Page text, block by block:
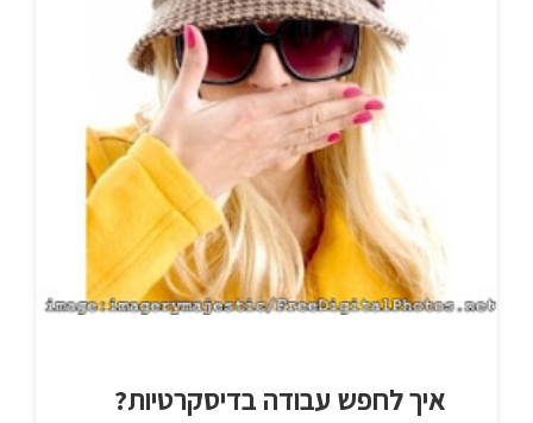
איך לחפש עבודה בדיסקרטיות?